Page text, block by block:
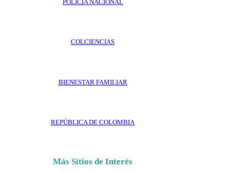
POLICÍA NACIONAL
COLCIENCIAS
BIENESTAR FAMILIAR
REPÚBLICA DE COLOMBIA
Más Sitios de Interés